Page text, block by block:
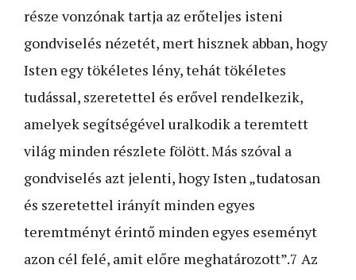
része vonzónak tartja az erőteljes isteni
gondviselés nézetét, mert hisznek abban, hogy
Isten egy tökéletes lény, tehát tökéletes
tudással, szeretettel és erővel rendelkezik,
amelyek segítségével uralkodik a teremtett
világ minden részlete fölött. Más szóval a
gondviselés azt jelenti, hogy Isten „tudatosan
és szeretettel irányít minden egyes
teremtményt érintő minden egyes eseményt
azon cél felé, amit előre meghatározott”.7 Az